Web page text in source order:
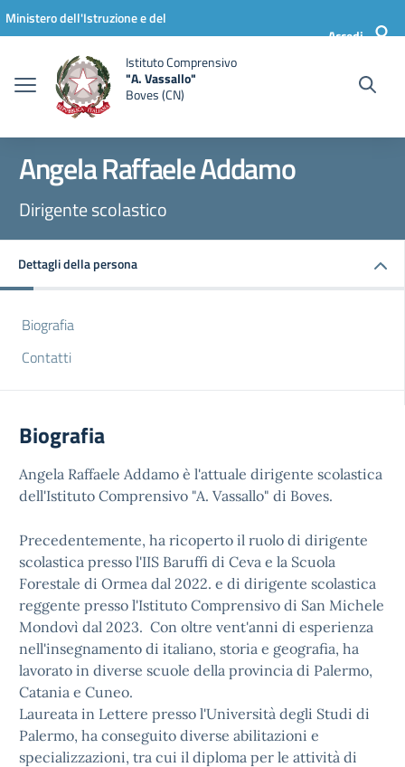
Vai ai contenuti
Vai al menu di navigazione
Vai al footer
Ministero dell'Istruzione e del
Accedi
Istituto Comprensivo
"A. Vassallo"
Boves (CN)
Angela Raffaele Addamo
Dirigente scolastico
Dettagli della persona
Biografia
Contatti
Biografia
Angela Raffaele Addamo è l'attuale dirigente scolastica
dell'Istituto Comprensivo "A. Vassallo" di Boves.
Precedentemente, ha ricoperto il ruolo di dirigente
scolastica presso l'IIS Baruffi di Ceva e la Scuola
Forestale di Ormea dal 2022. e di dirigente scolastica
reggente presso l'Istituto Comprensivo di San Michele
Mondovì dal 2023. Con oltre vent'anni di esperienza
nell'insegnamento di italiano, storia e geografia, ha
lavorato in diverse scuole della provincia di Palermo,
Catania e Cuneo.
Laureata in Lettere presso l'Università degli Studi di
Palermo, ha conseguito diverse abilitazioni e
specializzazioni, tra cui il diploma per le attività di